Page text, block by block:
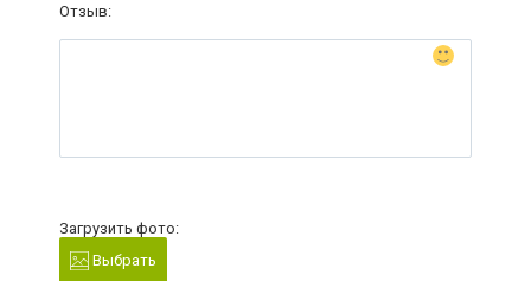
Отзыв:
Загрузить фото:
Выбрать